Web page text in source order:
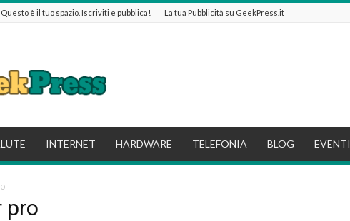
Questo è il tuo spazio. Iscriviti e pubblica! La tua Pubblicità su GeekPress.it
INTERNET HARDWARE TELEFONIA BLOG EVENTI
pro